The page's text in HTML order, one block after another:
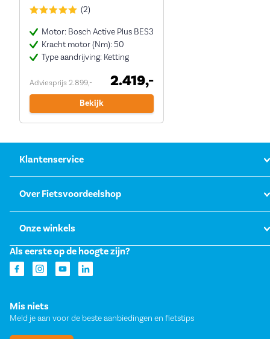
(2)
Motor: Bosch Active Plus BES3
Kracht motor (Nm): 50
Type aandrijving: Ketting
Adviesprijs 2.899,- 2.419,-
Bekijk
Klantenservice
Over Fietsvoordeelshop
Onze winkels
Als eerste op de hoogte zijn?
Mis niets
Meld je aan voor de beste aanbiedingen en fietstips